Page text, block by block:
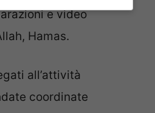
e video
Hamas.
all’attività
coordinate